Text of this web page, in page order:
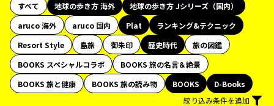
すべて 地球の歩き方 海外
地球の歩き方 Jシリーズ（国内）
aruco 海外
aruco 国内 Plat
ランキング&テクニック
Resort Style
島旅 御朱印 歴史時代
旅の図鑑
BOOKS スペシャルコラボ
BOOKS 旅の名言＆絶景
BOOKS 旅と健康
BOOKS 旅の読み物 BOOKS
D-Books
絞り込み条件を追加